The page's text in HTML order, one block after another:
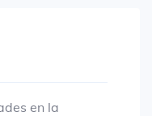
en la